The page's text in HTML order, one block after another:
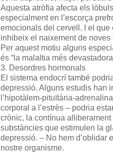
Aquesta atròfia afecta els
especialment en l’escorça
emocionals del cervell. I el
inhibeix el naixement de
Per aquest motiu alguns
és “la malaltia més
3. Desordres hormonals
El sistema endocrí també
depressió. Alguns estudis han
l’hipotàlem-pituïtària-
corporal a l’estrès – podria
crònic, la contínua
substàncies que estimulen la
depressió. – No hem d’oblidar
nostre organisme.